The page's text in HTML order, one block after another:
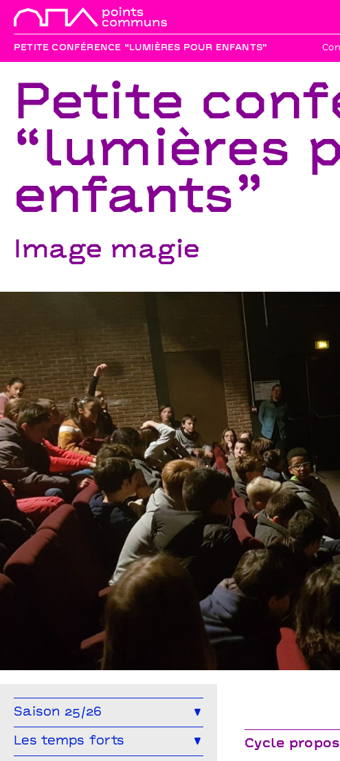
PETITE CONFÉRENCE “LUMIÈRES POUR ENFANTS”
Petite
“lumières
enfants”
Image magie
Saison 25/26
Toute la saison Théâtre
Les temps forts Cycle